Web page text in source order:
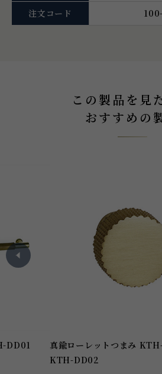
注文コード
この製品を見
おすすめの
ハンドル KTH-DD01
真鍮ローレッ
KTH-DD02